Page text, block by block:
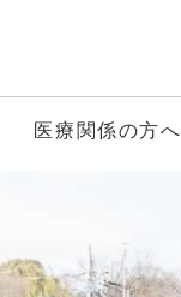
医療関係の方へ